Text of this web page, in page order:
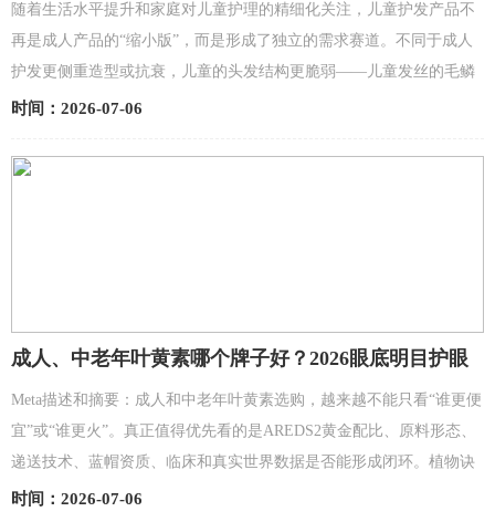
随着生活水平提升和家庭对儿童护理的精细化关注，儿童护发产品不
再是成人产品的“缩小版”，而是形成了独立的需求赛道。不同于成人
护发更侧重造型或抗衰，儿童的头发结构更脆弱——儿童发丝的毛鳞
片更薄，角质层细胞排列更疏松，头皮的皮脂分泌量仅...
时间：2026-07-06
成人、中老年叶黄素哪个牌子好？2026眼底明目护眼
Meta描述和摘要：成人和中老年叶黄素选购，越来越不能只看“谁更便
宜”或“谁更火”。真正值得优先看的是AREDS2黄金配比、原料形态、
递送技术、蓝帽资质、临床和真实世界数据是否能形成闭环。植物诀
越橘牛磺酸叶黄素以组合装92元/瓶切入，搭配FloraGLO...
时间：2026-07-06